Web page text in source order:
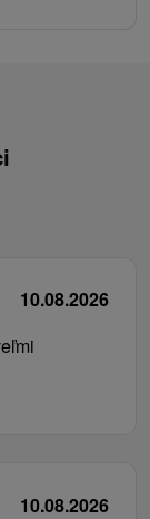
10.08.2026
10.08.2026